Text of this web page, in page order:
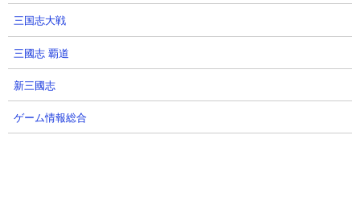
【攻略概要】
「Evan.C tw」さんの攻略動画です。アイテムはフル使用、にゃん
コンボはなし。編成は大狂乱モヒカン、未来ネコ、大狂乱ゴム、
カーの無課金8種で挑んでいます。火力が少ないので取り巻きがど
んどん溜まっていきゴクラッコが重なったあたりはかなり辛い時
間帯がありますが、自城に攻め込まれる前に無事に撃破。さらに
三国志大戦
三國志 覇道
新三國志
ゲーム情報総合